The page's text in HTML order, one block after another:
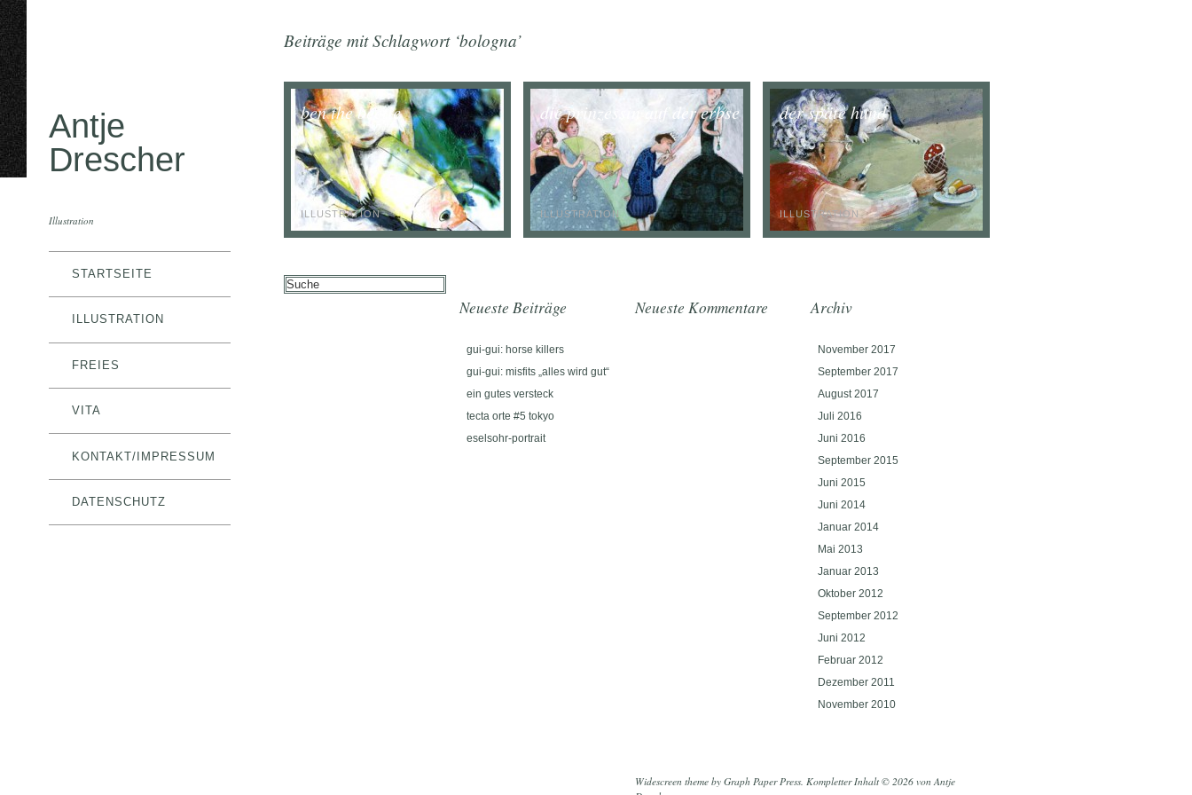
Antje
Drescher
Illustration
STARTSEITE
ILLUSTRATION
FREIES
VITA
KONTAKT/IMPRESSUM
DATENSCHUTZ
Beiträge mit Schlagwort ‘bologna’
ben the beetle
ILLUSTRATION
die prinzessin auf der erbse
ILLUSTRATION
der späte hund
ILLUSTRATION
Neueste Beiträge
gui-gui: horse killers
gui-gui: misfits „alles wird gut“
ein gutes versteck
tecta orte #5 tokyo
eselsohr-portrait
Neueste Kommentare Archiv
November 2017
September 2017
August 2017
Juli 2016
Juni 2016
September 2015
Juni 2015
Juni 2014
Januar 2014
Mai 2013
Januar 2013
Oktober 2012
September 2012
Juni 2012
Februar 2012
Dezember 2011
November 2010
Widescreen theme by Graph Paper Press. Kompletter Inhalt © 2026 von Antje